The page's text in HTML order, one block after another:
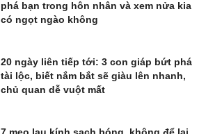
phá bạn trong hôn nhân và xem nửa kia
có ngọt ngào không
20 ngày liên tiếp tới: 3 con giáp bứt phá
tài lộc, biết nắm bắt sẽ giàu lên nhanh,
chủ quan dễ vuột mất
7 mẹo lau kính sạch bóng, không để lại